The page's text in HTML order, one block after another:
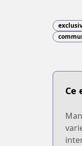
Ce